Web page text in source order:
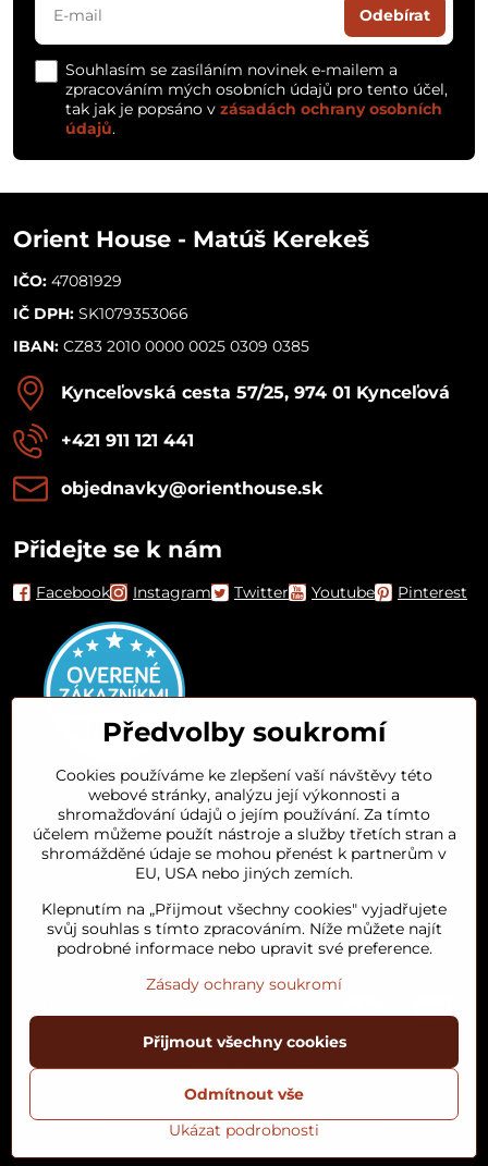
Odebírat
Souhlasím se zasíláním novinek e-mailem a
zpracováním mých osobních údajů pro tento účel,
tak jak je popsáno v zásadách ochrany osobních
údajů.
Orient House - Matúš Kerekeš
IČO: 47081929
IČ DPH: SK1079353066
IBAN: CZ83 2010 0000 0025 0309 0385
Kynceľovská cesta 57/25, 974 01 Kynceľová
+421 911 121 441
objednavky​@orienthouse​.sk
Přidejte se k nám
Facebook Instagram Twitter Youtube Pinterest
Orient House
Arganový olej
Oblíbené kategorie
©2026Copyright
Předvolby soukromíZásady ochrany soukromí
Podmínky používáníStav objednávky
Vytvořeno systémem:ByznysWeb.cz
Předvolby soukromí
Cookies používáme ke zlepšení vaší návštěvy této
webové stránky, analýzu její výkonnosti a
shromažďování údajů o jejím používání. Za tímto
účelem můžeme použít nástroje a služby třetích stran a
shromážděné údaje se mohou přenést k partnerům v
EU, USA nebo jiných zemích.
Klepnutím na „Přijmout všechny cookies" vyjadřujete
svůj souhlas s tímto zpracováním. Níže můžete najít
podrobné informace nebo upravit své preference.
Zásady ochrany soukromí
Ukázat podrobnosti
Přijmout všechny cookies
Odmítnout vše